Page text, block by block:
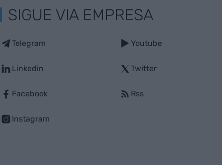
SIGUE VIA EMPRESA
Telegram
Linkedin
Facebook
Instagram
Youtube
Twitter
Rss